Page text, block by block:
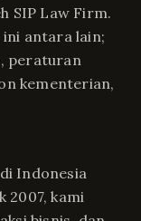
SIP Law Firm.
ini antara lain;
peraturan
kementerian,
Indonesia
2007, kami